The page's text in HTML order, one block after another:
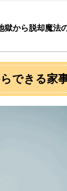
獄から脱却魔法
らできる家